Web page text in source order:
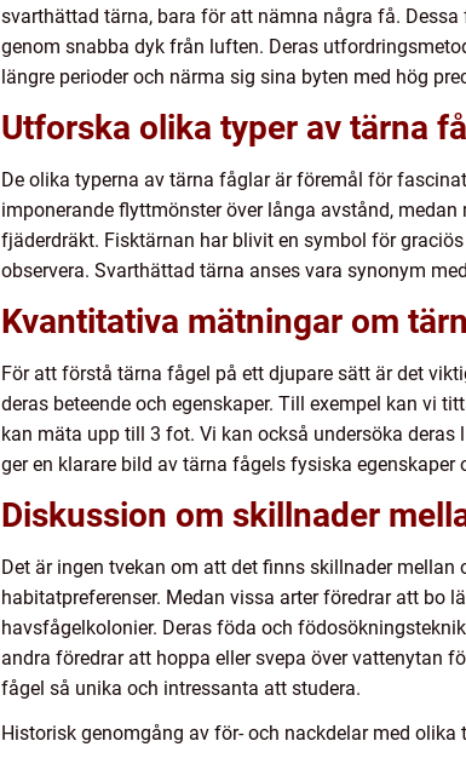
svarthättad tärna, bara för att nämna några få.
genom snabba dyk från luften. Deras
längre perioder och närma sig sina byten med hög
Utforska olika typer av tärna
De olika typerna av tärna fåglar är föremål för
imponerande flyttmönster över långa avstånd,
fjäderdräkt. Fisktärnan har blivit en symbol för
observera. Svarthättad tärna anses vara synonym
Kvantitativa mätningar om
För att förstå tärna fågel på ett djupare sätt är det
deras beteende och egenskaper. Till exempel kan vi
kan mäta upp till 3 fot. Vi kan också undersöka
ger en klarare bild av tärna fågels fysiska
Diskussion om skillnader
Det är ingen tvekan om att det finns skillnader
habitatpreferenser. Medan vissa arter föredrar att bo
havsfågelkolonier. Deras föda och
andra föredrar att hoppa eller svepa över vattenytan
fågel så unika och intressanta att studera.
Historisk genomgång av för- och nackdelar med olika